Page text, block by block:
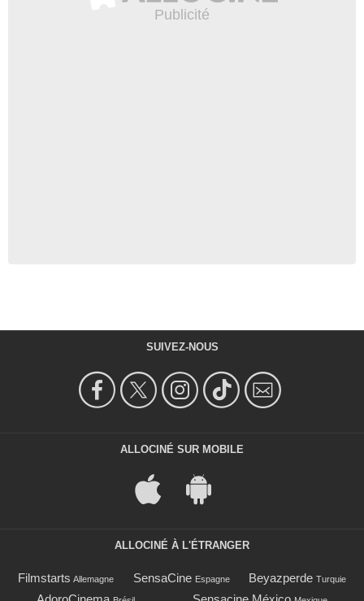
SUIVEZ-NOUS
ALLOCINÉ SUR MOBILE
ALLOCINÉ À L'ÉTRANGER
Filmstarts Allemagne SensaCine Espagne Beyazperde Turquie